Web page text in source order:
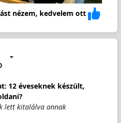
nézem, kedvelem ott
12 éveseknek készült,
lett kitalálva annak